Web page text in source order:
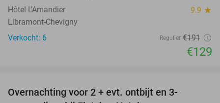
Hôtel L'Amandier 9.9 star
Libramont-Chevigny
Verkocht: 6
Regulier €191
€129
Overnachting voor 2 + evt. ontbijt en 3-